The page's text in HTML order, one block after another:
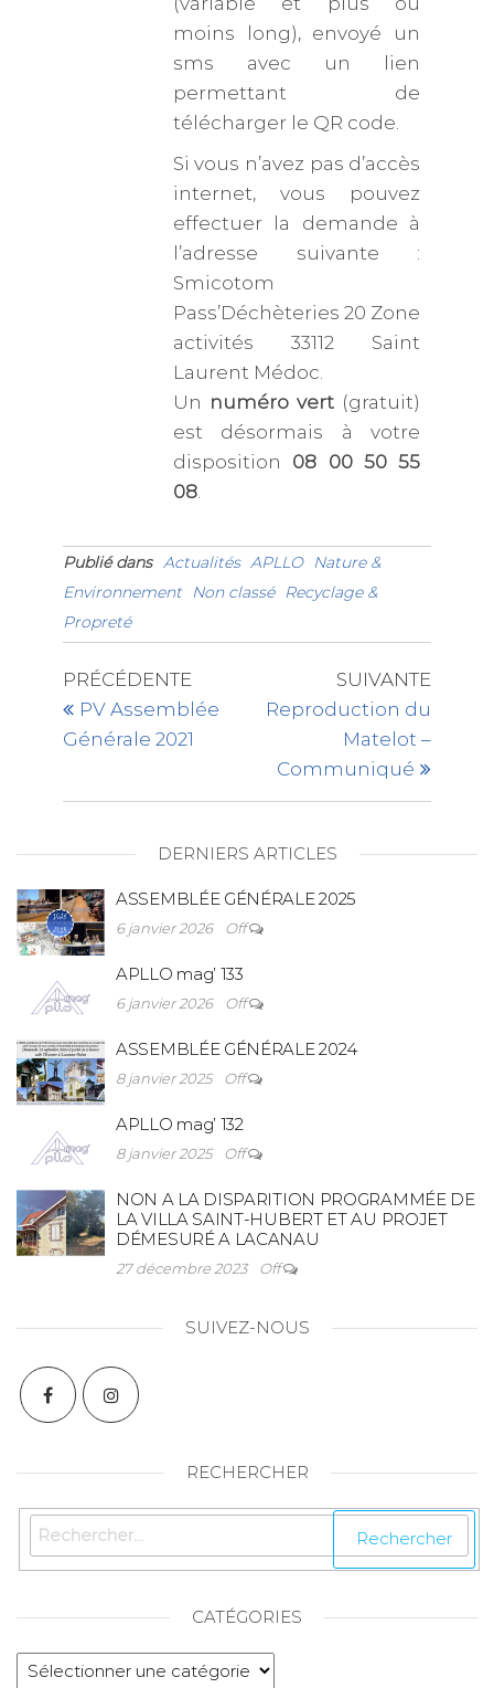
moins long), envoyé un
sms avec un lien
permettant de
télécharger le QR code.
Si vous n’avez pas d’accès
internet, vous pouvez
effectuer la demande à
l’adresse suivante :
Smicotom
Pass’Déchèteries 20 Zone
activités 33112 Saint
Laurent Médoc.
Un numéro vert (gratuit)
est désormais à votre
disposition 08 00 50 55
08.
Publié dans Actualités APLLO Nature &
Environnement Non classé Recyclage &
Propreté
PRÉCÉDENTE
PV Assemblée
Générale 2021
SUIVANTE
Reproduction du
Matelot –
Communiqué
DERNIERS ARTICLES
ASSEMBLÉE GÉNÉRALE 2025
6 janvier 2026 Off
APLLO mag’ 133
6 janvier 2026 Off
ASSEMBLÉE GÉNÉRALE 2024
8 janvier 2025 Off
APLLO mag’ 132
8 janvier 2025 Off
NON A LA DISPARITION PROGRAMMÉE DE
LA VILLA SAINT-HUBERT ET AU PROJET
DÉMESURÉ A LACANAU
27 décembre 2023 Off
SUIVEZ-NOUS
RECHERCHER
CATÉGORIES